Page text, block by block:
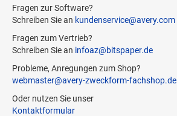
Fragen zur Software?
Schreiben Sie an kundenservice@avery.com
Fragen zum Vertrieb?
Schreiben Sie an infoaz@bitspaper.de
Probleme, Anregungen zum Shop?
webmaster@avery-zweckform-fachshop.de
Oder nutzen Sie unser
Kontaktformular